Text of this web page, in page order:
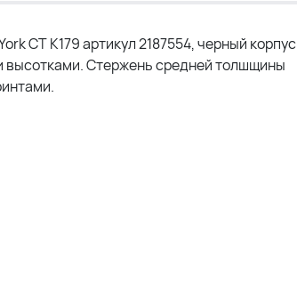
CT K179 артикул 2187554, черный корпус
высотками. Стержень средней толшщины